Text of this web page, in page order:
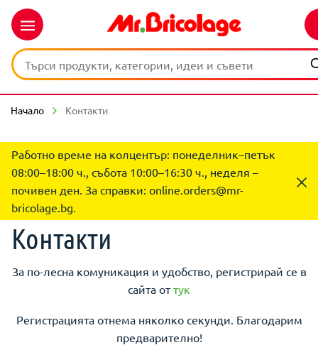
Начало Контакти
Работно време на колцентър: понеделник–петък
08:00–18:00 ч., събота 10:00–16:30 ч., неделя –
почивен ден. За справки: online.orders@mr-
bricolage.bg.
Контакти
За по-лесна комуникация и удобство, регистрирай се в
сайта оттук
Регистрацията отнема няколко секунди. Благодарим
предварително!